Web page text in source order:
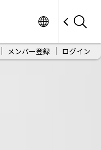
メンバー登録 ログイン